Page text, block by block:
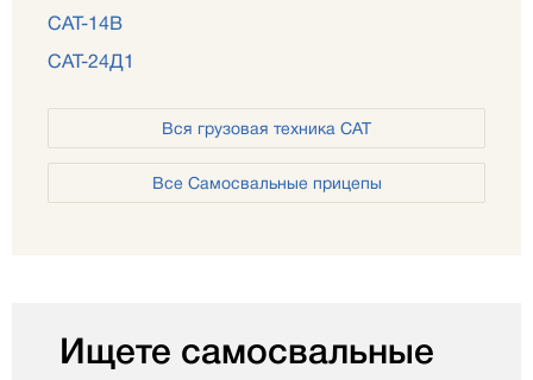
САТ-14В
САТ-24Д1
Вся грузовая техника САТ
Все Самосвальные прицепы
Ищете самосвальные